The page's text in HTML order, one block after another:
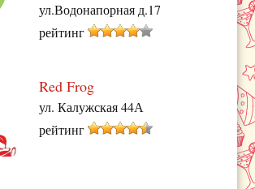
ул.Водонапорная д.17
рейтинг
Red Frog
ул. Калужская 44А
рейтинг